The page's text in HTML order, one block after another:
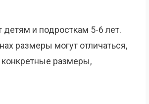
детям и подросткам 5-6 лет.
размеры могут отличаться,
конкретные размеры,